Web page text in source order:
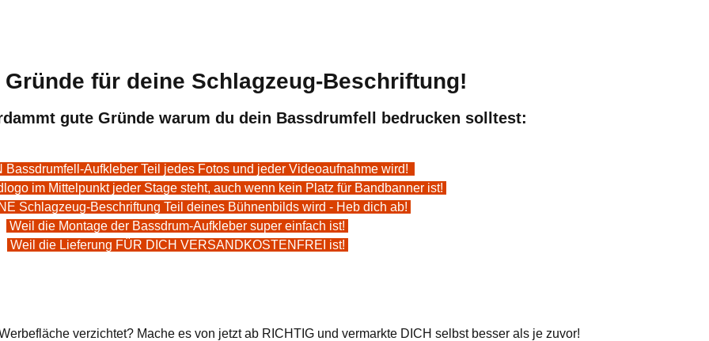
Gründe für deine Schlagzeug-Beschriftung!
gute Gründe warum du dein Bassdrumfell bedrucken solltest:
Bassdrumfell-Aufkleber Teil jedes Fotos und jeder Videoaufnahme wird!
im Mittelpunkt jeder Stage steht, auch wenn kein Platz für Bandbanner ist!
Schlagzeug-Beschriftung Teil deines Bühnenbilds wird - Heb dich ab!
Weil die Montage der Bassdrum-Aufkleber super einfach ist!
Weil die Lieferung FÜR DICH VERSANDKOSTENFREI ist!
verzichtet? Mache es von jetzt ab RICHTIG und vermarkte DICH selbst besser als je zuvor!